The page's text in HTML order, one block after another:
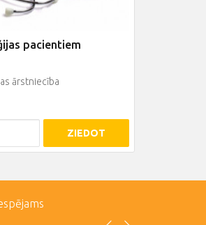
pacientiem
ārstniecība
ZIEDOT